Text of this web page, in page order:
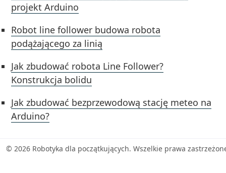
projekt Arduino
Robot line follower budowa robota
podążającego za linią
Jak zbudować robota Line Follower?
Konstrukcja bolidu
Jak zbudować bezprzewodową stację meteo na
Arduino?
© 2026 Robotyka dla początkujących. Wszelkie prawa